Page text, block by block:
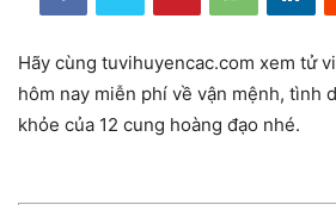
Hãy cùng tuvihuyencac.com xem tử
hôm nay miễn phí về vận mệnh, tình
khỏe của 12 cung hoàng đạo nhé.